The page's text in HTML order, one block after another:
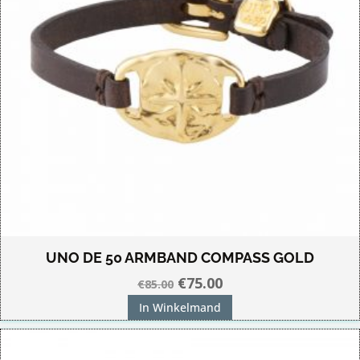
UNO DE 50 ARMBAND COMPASS GOLD
€85.00 Oorspronkelijke
prijs
was:
€75.00Huidige
is:
In Winkelmand